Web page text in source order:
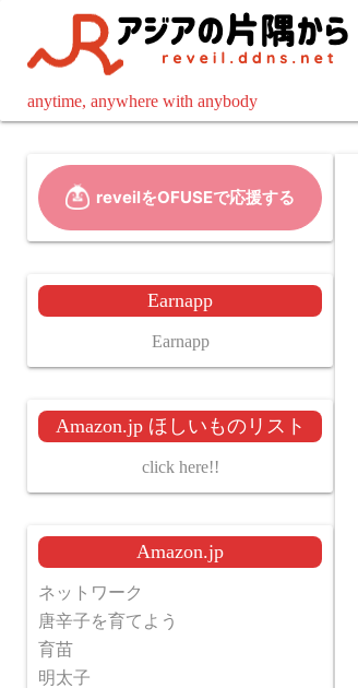
ツ
anytime, anywhere with anybody
Earnapp
Earnapp
Amazon.jp ほしいものリスト
click here!!
Amazon.jp
ネットワーク
唐辛子を育てよう
育苗
明太子